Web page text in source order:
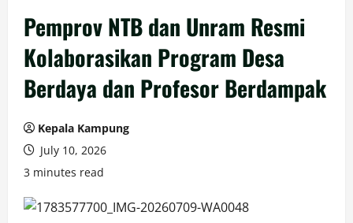
Pemprov NTB dan Unram Resmi
Kolaborasikan Program Desa
Berdaya dan Profesor Berdampak
Kepala Kampung
July 10, 2026
3 minutes read